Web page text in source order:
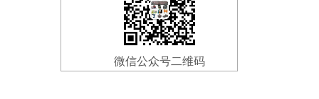
微信公众号二维码